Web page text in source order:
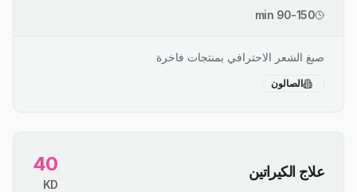
90-150 min
صبغ الشعر الاحترافي بمنتجات فاخرة
الصالون
علاج الكيراتين 40
KD